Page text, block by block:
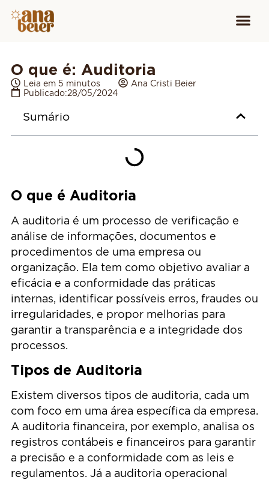
O que é: Auditoria
Leia em 5 minutos
Ana Cristi Beier
Publicado:28/05/2024
Sumário
O que é Auditoria
A auditoria é um processo de verificação e
análise de informações, documentos e
procedimentos de uma empresa ou
organização. Ela tem como objetivo avaliar a
eficácia e a conformidade das práticas
internas, identificar possíveis erros, fraudes ou
irregularidades, e propor melhorias para
garantir a transparência e a integridade dos
processos.
Tipos de Auditoria
Existem diversos tipos de auditoria, cada um
com foco em uma área específica da empresa.
A auditoria financeira, por exemplo, analisa os
registros contábeis e financeiros para garantir
a precisão e a conformidade com as leis e
regulamentos. Já a auditoria operacional